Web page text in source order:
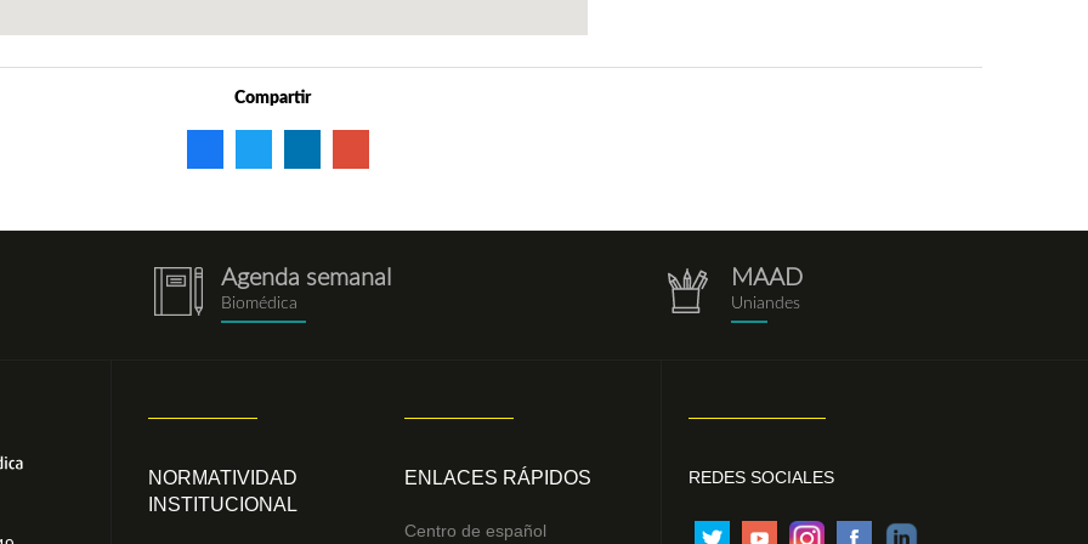
Compartir
notebook.png
Agenda semanal
Biomédica repositorio.png
MAAD
Uniandes
NORMATIVIDAD
INSTITUCIONAL
ENLACES RÁPIDOS
Centro de español
REDES SOCIALES